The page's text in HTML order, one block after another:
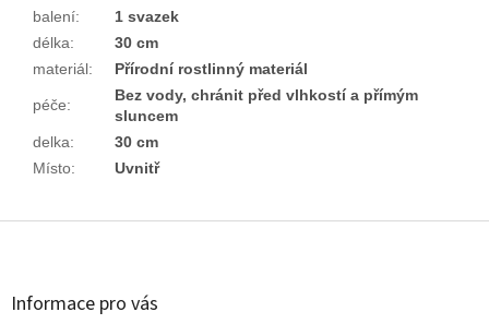
balení:
1 svazek
délka:
30 cm
materiál: Přírodní rostlinný materiál
péče:
Bez vody, chránit před vlhkostí a přímým
sluncem
delka:
30 cm
Místo: Uvnitř
Z
Informace pro vás